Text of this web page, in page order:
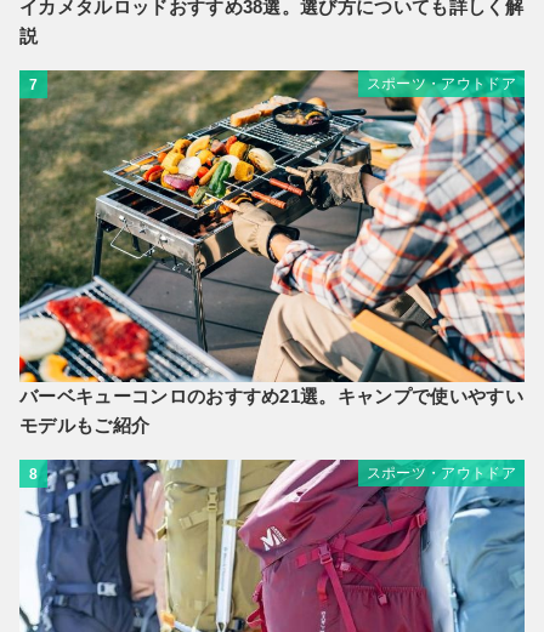
イカメタルロッドおすすめ38選。選び方についても詳しく解
説
7 スポーツ・アウトドア
バーベキューコンロのおすすめ21選。キャンプで使いやすい
モデルもご紹介
8 スポーツ・アウトドア